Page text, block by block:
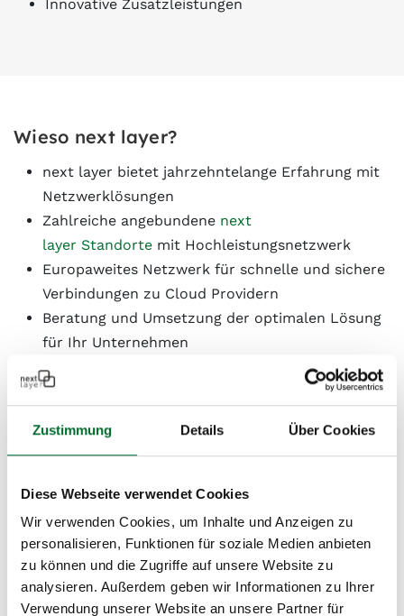
Zustimmung Details Über Cookies
Diese Webseite verwendet Cookies
Wir verwenden Cookies, um Inhalte und Anzeigen zu
personalisieren, Funktionen für soziale Medien anbieten
zu können und die Zugriffe auf unsere Website zu
analysieren. Außerdem geben wir Informationen zu Ihrer
Verwendung unserer Website an unsere Partner für
Innovative Zusatzleistungen
Wieso next layer?
next layer bietet jahrzehntelange Erfahrung mit
Netzwerklösungen
Zahlreiche angebundene next
layer Standorte mit Hochleistungsnetzwerk
Europaweites Netzwerk für schnelle und sichere
Verbindungen zu Cloud Providern
Beratung und Umsetzung der optimalen Lösung
für Ihr Unternehmen
unabhängiges österreichisches Unternehmen
Wir bringen jahrzehntelange Erfahrung in der
Planung und dem Design von moderner Infrastruktur
mit und können so kostengünstige und
herstellen, ohne Kompromisse. Wir arbeiten
ausschließlich für Geschäftskunden. Damit ist Ihnen
kompetente technische Unterstützung und ein
Ansprechpartner auf Augenhöhe garantiert. Diese